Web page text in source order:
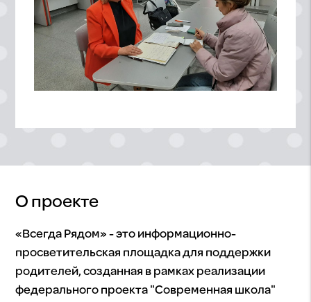
О проекте
«Всегда Рядом» - это информационно-
просветительская площадка для поддержки
родителей, созданная в рамках реализации
федерального проекта "Современная школа"